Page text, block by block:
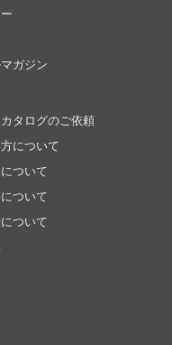
ガジン
カタログのご依頼
について
ついて
ついて
ついて